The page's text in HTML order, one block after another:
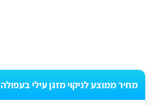
מחיר ממוצע לניקוי מזגן עילי בעפולה